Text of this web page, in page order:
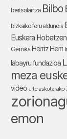
bertsolaritza Bilbo
bizkaiko foru aldundia
Euskera Hobetzen
Gernika Herriz Herri
labayru fundazioa
meza
video urte askotarako
emon